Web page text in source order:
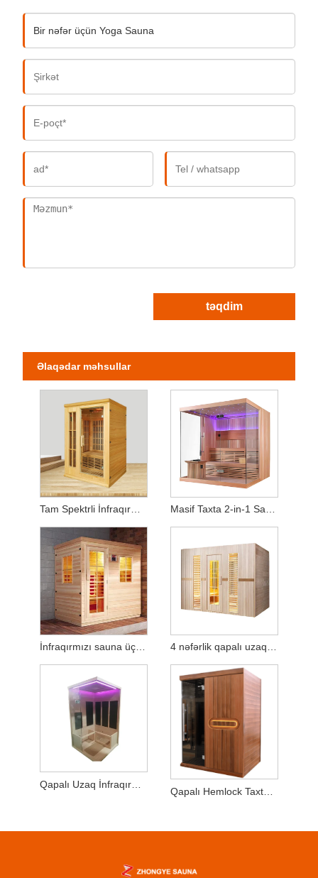
təqdim
Əlaqədar məhsullar
Tam Spektrli İnfraqırmızı Ev Saunası (2 nəfərlik) Masif Taxta 2-in-1 Sauna – Qızdırıcı Soba və İstilik Panelləri ilə təchiz edilmişdir
İnfraqırmızı sauna üçün 2 nəfərlik taxta sauna otağı
Qapalı Uzaq İnfraqırmızı Sauna 2-3 nəfərlik Hemlock Wood
Qapalı Hemlock Taxta 2-3 nəfərlik Quru Sauna Otağı